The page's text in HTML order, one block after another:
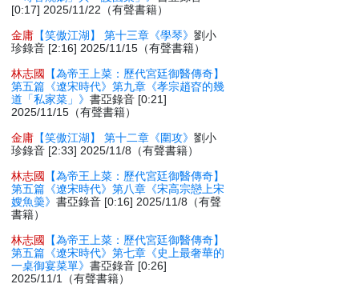
[0:17] 2025/11/22（有聲書籍）
金庸 【笑傲江湖】 第十三章《學琴》劉小
珍錄音 [2:16] 2025/11/15（有聲書籍）
林志國
【為帝王上菜：歷代宮廷御醫傳奇】
第五篇《遼宋時代》第九章《孝宗趙昚的幾
道「私家菜」》書亞錄音 [0:21]
2025/11/15（有聲書籍）
金庸 【笑傲江湖】 第十二章《圍攻》劉小
珍錄音 [2:33] 2025/11/8（有聲書籍）
林志國
【為帝王上菜：歷代宮廷御醫傳奇】
第五篇《遼宋時代》第八章《宋高宗戀上宋
嫂魚羮》書亞錄音 [0:16] 2025/11/8（有聲
書籍）
林志國
【為帝王上菜：歷代宮廷御醫傳奇】
第五篇《遼宋時代》第七章《史上最奢華的
一桌御宴菜單》書亞錄音 [0:26]
2025/11/1（有聲書籍）